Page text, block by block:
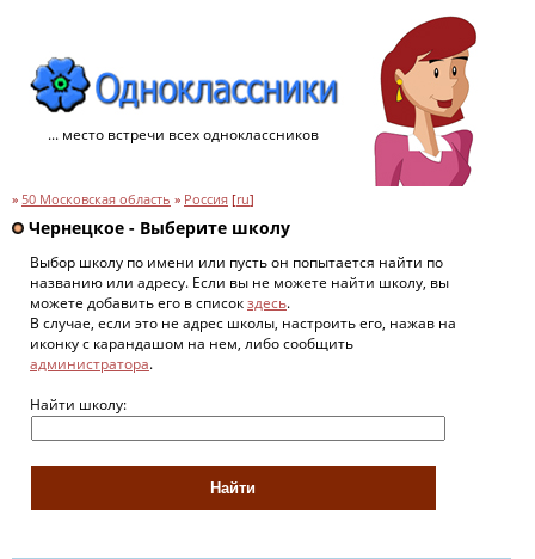
... место встречи всех одноклассников
» 50 Московская область » Россия [ru]
Чернецкое - Выберите школу
Выбор школу по имени или пусть он попытается найти по
названию или адресу. Если вы не можете найти школу, вы
можете добавить его в списокздесь.
В случае, если это не адрес школы, настроить его, нажав на
иконку с карандашом на нем, либо сообщить
администратора.
Найти школу: